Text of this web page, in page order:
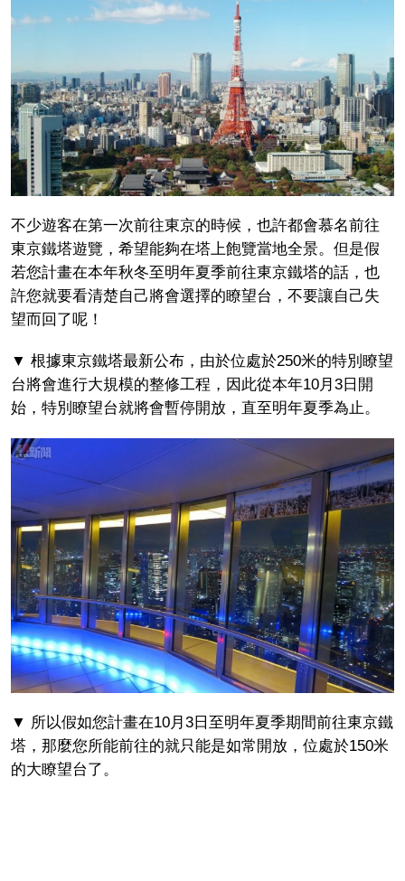
不少遊客在第一次前往東京的時候，也許都會慕名前往
東京鐵塔遊覽，希望能夠在塔上飽覽當地全景。但是假
若您計畫在本年秋冬至明年夏季前往東京鐵塔的話，也
許您就要看清楚自己將會選擇的瞭望台，不要讓自己失
望而回了呢！
▼ 根據東京鐵塔最新公布，由於位處於250米的特別瞭望
台將會進行大規模的整修工程，因此從本年10月3日開
始，特別瞭望台就將會暫停開放，直至明年夏季為止。
▼ 所以假如您計畫在10月3日至明年夏季期間前往東京鐵
塔，那麼您所能前往的就只能是如常開放，位處於150米
的大瞭望台了。